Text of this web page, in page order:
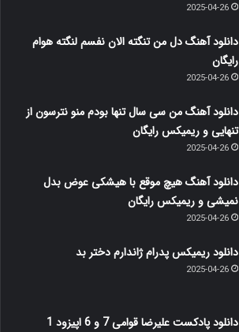
2025-04-26
دانلود آهنگ دل من تنگته الان نفسم لنگته هوام
رایگان
2025-04-26
دانلود آهنگ من سی سال تنها بودم منو نترسون از
تنهایی و ریمیکس رایگان
2025-04-26
دانلود آهنگ هیچ موقع با هیشکی عوض بدل
نمیشی و ریمیکس رایگان
2025-04-26
دانلود ریمیکس پدرام ژاندارم دختر بد
2025-04-26
دانلود پادکست علیرضا قوامی 7 و 6 اپیزود 1